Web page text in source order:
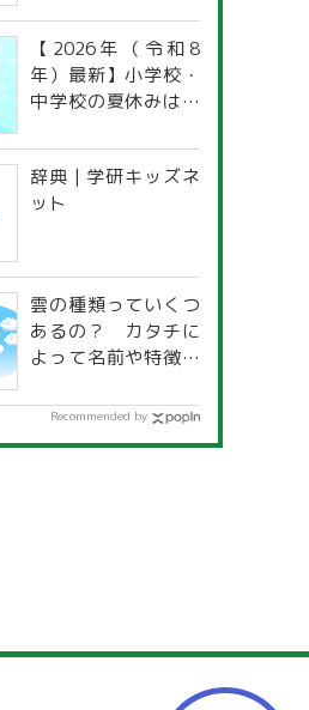
【2026年（令和8
年）最新】小学校・
中学校の夏休みはい
道府県別「夏季休暇
一覧」
辞典 | 学研キッズネ
ット
雲の種類っていくつ
あるの？ カタチに
よって名前や特徴が
Recommended by